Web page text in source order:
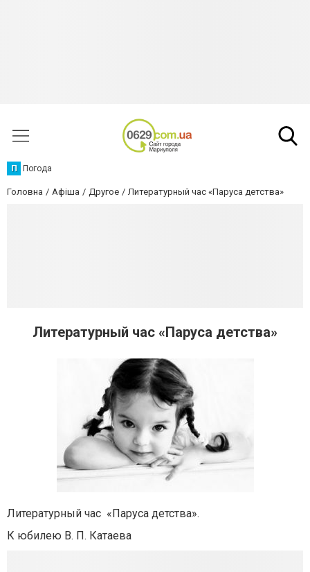
П Погода
Головна Афіша Другое Литературный час «Паруса детства»
Литературный час «Паруса детства»
Литературный час «Паруса детства».
К юбилею В. П. Катаева